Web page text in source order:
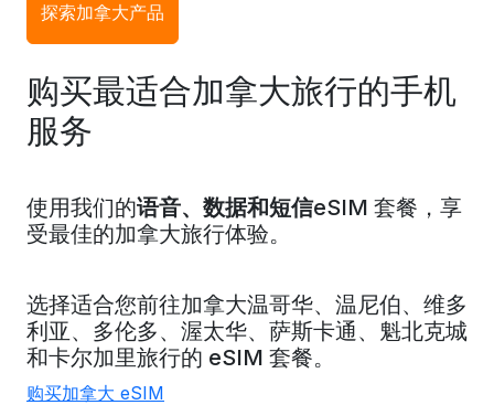
探索加拿大产品
购买最适合加拿大旅行的手机
服务
使用我们的语音、数据和短信eSIM 套餐，享
受最佳的加拿大旅行体验。
选择适合您前往加拿大温哥华、 温尼伯、维多
利亚、多伦多、渥太华、萨斯卡通、 魁北克城
和卡尔加里旅行的 eSIM 套餐。
购买加拿大 eSIM